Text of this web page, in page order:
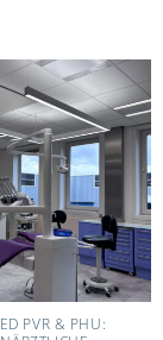
PVR & PHU: